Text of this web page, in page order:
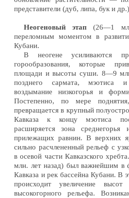
представители (дуб, липа, бук и
Неогеновый этап (26—1
переломным моментом в
Кубани.
В неогене усиливаются
горообразования, которые
площади и высоты суши. 8—9
позднего сармата, мэотиса
воздымание низкогорья и
Постепенно, по мере
превращается в крупный
Кавказа к концу мэотиса
расширяется зона среднегорья
прилежащих равнин. В верхних
сильно расчлененный рельеф с
в осевой части Кавказского
млн. лет назад) был важнейшим в
Кавказа и рек бассейна Кубани. В
происходит увеличение
высокогорного рельефа.